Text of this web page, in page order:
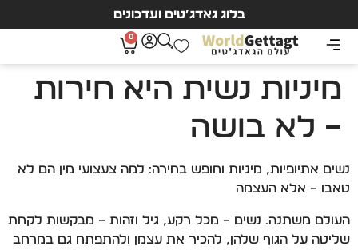
בלוג גאדג’טים ועדכונים
0
מיניות נשית היא חירות
– לא בושה
נשים אתיופיות, מיניות וחופש בחירה: למה צעצועי מין הם לא
טאבו – אלא העצמה
העולם משתנה. נשים – מכל רקע, גיל וזהות – מבקשות לקחת
שליטה על הגוף שלהן, להכיר את עצמן ולהתפתח גם במרחב